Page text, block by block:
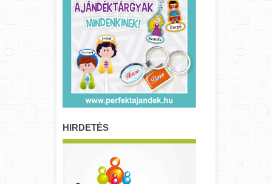
HIRDETÉS